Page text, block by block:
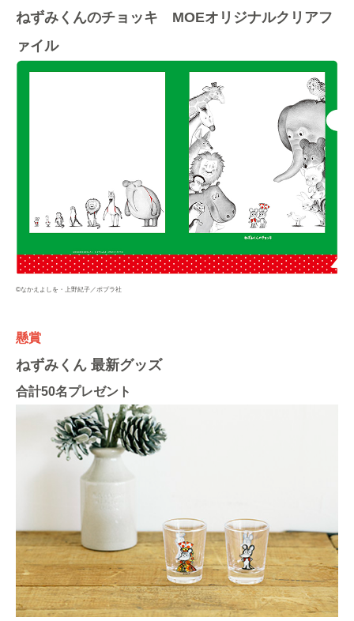
ねずみくんのチョッキ MOEオリジナルクリアフ
ァイル
©なかえよしを・上野紀子／ポプラ社
懸賞
ねずみくん 最新グッズ
合計50名プレゼント